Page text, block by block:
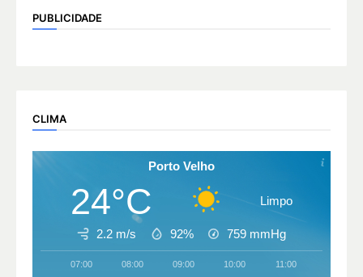
PUBLICIDADE
CLIMA
Porto Velho
24°C Limpo
2.2 m/s 92% 759 mmHg
07:00 08:00 09:00 10:00 11:00